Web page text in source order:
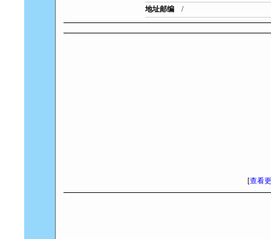
地址邮编
/
[查看